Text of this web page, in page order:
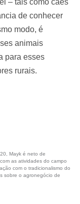
– tais como cães
de conhecer
modo, é
animais
para esses
rurais.
Mayk é neto de
as atividades do campo
com o tradicionalismo do
sobre o agronegócio de